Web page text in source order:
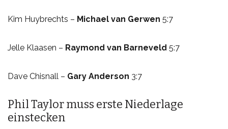
Kim Huybrechts – Michael van Gerwen 5:7
Jelle Klaasen – Raymond van Barneveld 5:7
Dave Chisnall – Gary Anderson 3:7
Phil Taylor muss erste Niederlage
einstecken